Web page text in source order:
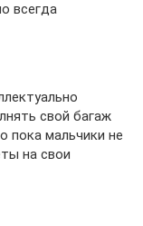
всегда
свой багаж
пока мальчики не
на свои